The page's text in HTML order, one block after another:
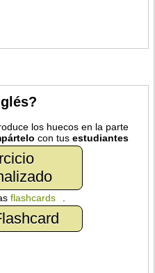
los huecos en la parte
con tusestudiantes
flashcards